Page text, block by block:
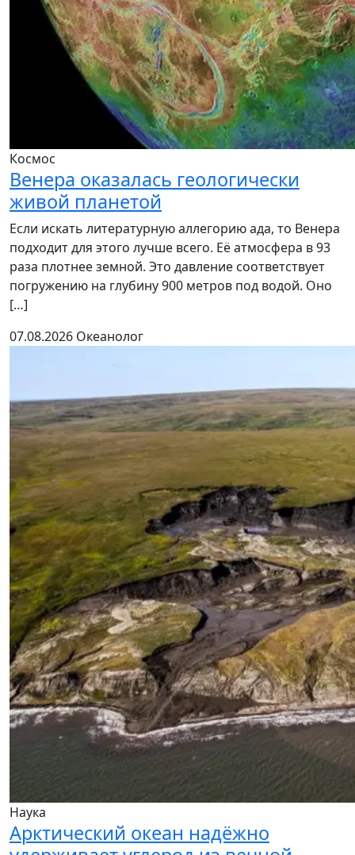
Космос
Венера оказалась геологически
живой планетой
Если искать литературную аллегорию ада, то Венера
подходит для этого лучше всего. Её атмосфера в 93
раза плотнее земной. Это давление соответствует
погружению на глубину 900 метров под водой. Оно
[…]
07.08.2026 Океанолог
Наука
Арктический океан надёжно